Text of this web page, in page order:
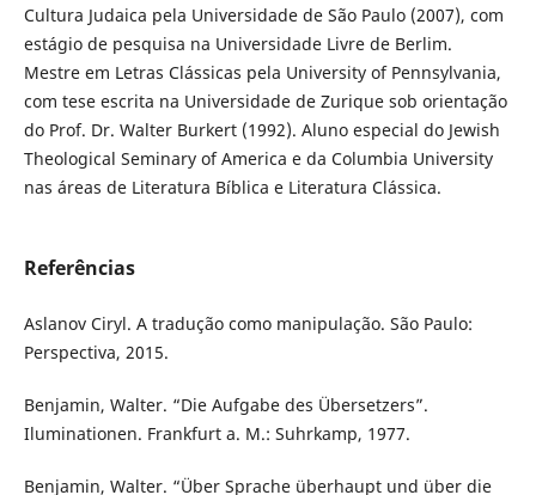
Cultura Judaica pela Universidade de São Paulo (2007), com
estágio de pesquisa na Universidade Livre de Berlim.
Mestre em Letras Clássicas pela University of Pennsylvania,
com tese escrita na Universidade de Zurique sob orientação
do Prof. Dr. Walter Burkert (1992). Aluno especial do Jewish
Theological Seminary of America e da Columbia University
nas áreas de Literatura Bíblica e Literatura Clássica.
Referências
Aslanov Ciryl. A tradução como manipulação. São Paulo:
Perspectiva, 2015.
Benjamin, Walter. “Die Aufgabe des Übersetzers”.
Iluminationen. Frankfurt a. M.: Suhrkamp, 1977.
Benjamin, Walter. “Über Sprache überhaupt und über die